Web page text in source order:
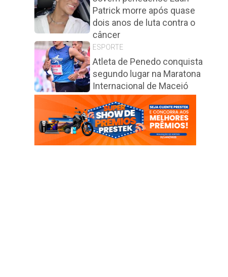
Patrick morre após quase
dois anos de luta contra o
câncer
ESPORTE
Atleta de Penedo conquista
segundo lugar na Maratona
Internacional de Maceió